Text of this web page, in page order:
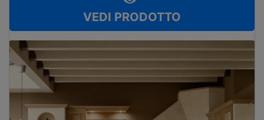
VEDI PRODOTTO